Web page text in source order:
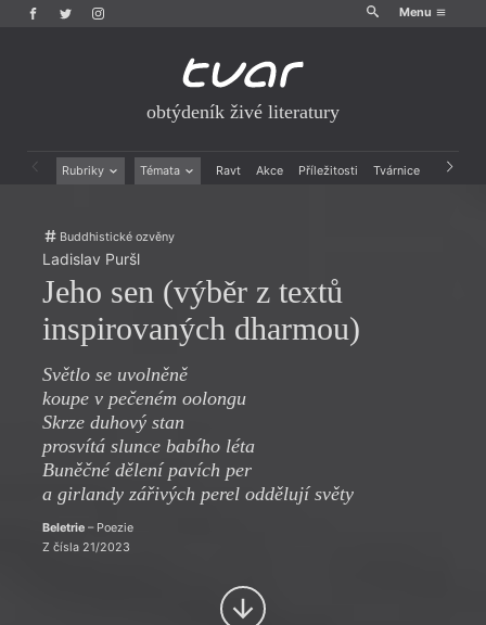
Menu
obtýdeník živé literatury
Rubriky Témata Ravt Akce Příležitosti Tvárnice Archiv
Reportáže
Rozhovory
Historie kolonialismu
Dokument
Výroční ceny
Buddhistické ozvěny
Ladislav Puršl
Jeho sen (výběr z textů
inspirovaných dharmou)
Světlo se uvolněně
koupe v pečeném oolongu
Skrze duhový stan
prosvítá slunce babího léta
Buněčné dělení pavích per
a girlandy zářivých perel oddělují světy
Beletrie– Poezie
Z čísla 21/2023